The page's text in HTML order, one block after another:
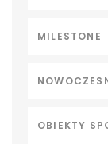
MILESTONE
OBIEKTY